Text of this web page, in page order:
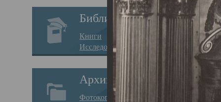
Библиотека
Книги
Исследования
Архив
Фотокопии дел